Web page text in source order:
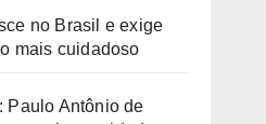
no Brasil e exige
mais cuidadoso
Paulo Antônio de